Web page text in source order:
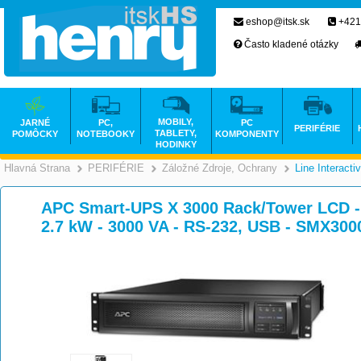
Hlavná Strana >
PERIFÉRIE >
Záložné Zdroje, Ochrany Line
APC Smart-UPS X 3000 Rack/Tower LCD
2.7 kW - 3000 VA - RS-232, USB -
eshop@itsk.sk
Často kladené otázky
JARNÉ
POMÔCKY
PC,
NOTEBOOKY
MOBILY,
TABLETY,
HODINKY
PC
KOMPONENTY
PERIFÉRIE